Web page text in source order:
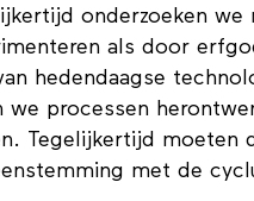
onderzoeken
als door
hedendaagse
we processen
Tegelijkertijd moeten